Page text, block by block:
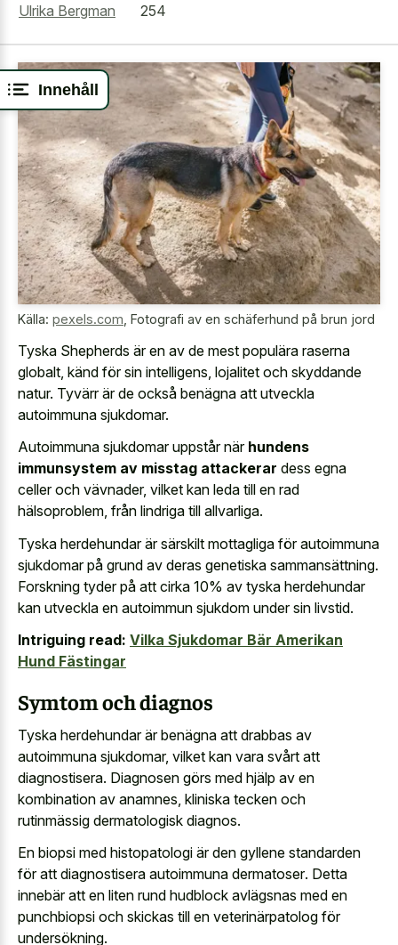
Innehåll
Ulrika Bergman
254
Källa: pexels.com Fotografi av en schäferhund på brun jord
Tyska Shepherds är en av de mest populära raserna
globalt, känd för sin intelligens, lojalitet och skyddande
natur. Tyvärr är de också benägna att utveckla
autoimmuna sjukdomar.
Autoimmuna sjukdomar uppstår när hundens
immunsystem av misstag attackerar dess egna
celler och vävnader, vilket kan leda till en rad
hälsoproblem, från lindriga till allvarliga.
Tyska herdehundar är särskilt mottagliga för autoimmuna
sjukdomar på grund av deras genetiska sammansättning.
Forskning tyder på att cirka 10% av tyska herdehundar
kan utveckla en autoimmun sjukdom under sin livstid.
Intriguing read: Vilka Sjukdomar Bär Amerikan
Hund Fästingar
Symtom och diagnos
Tyska herdehundar är benägna att drabbas av
autoimmuna sjukdomar, vilket kan vara svårt att
diagnostisera. Diagnosen görs med hjälp av en
kombination av anamnes, kliniska tecken och
rutinmässig dermatologisk diagnos.
En biopsi med histopatologi är den gyllene standarden
för att diagnostisera autoimmuna dermatoser. Detta
innebär att en liten rund hudblock avlägsnas med en
punchbiopsi och skickas till en veterinärpatolog för
undersökning.